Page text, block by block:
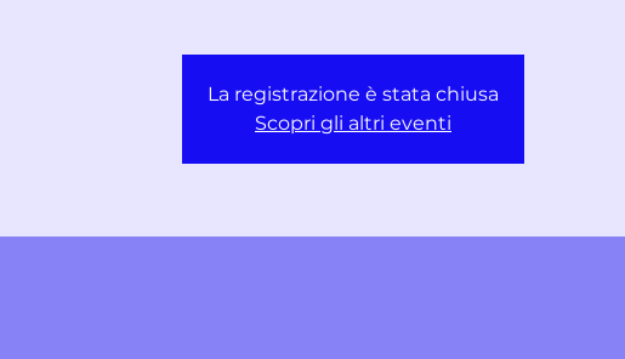
La registrazione è stata chiusa
Scopri gli altri eventi